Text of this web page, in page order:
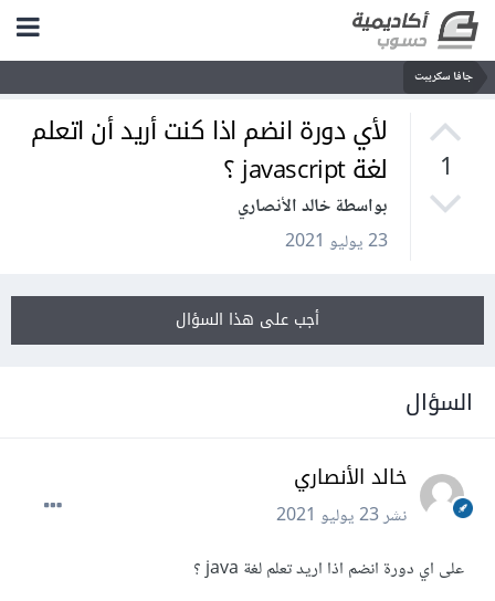
جافا سكريبت
1
لأي دورة انضم اذا كنت أريد أن اتعلم
لغة javascript ؟
بواسطة خالد الأنصاري
23 يوليو 2021
أجب على هذا السؤال
السؤال
خالد الأنصاري
نشر23 يوليو 2021
على اي دورة انضم اذا اريد تعلم لغة java ؟